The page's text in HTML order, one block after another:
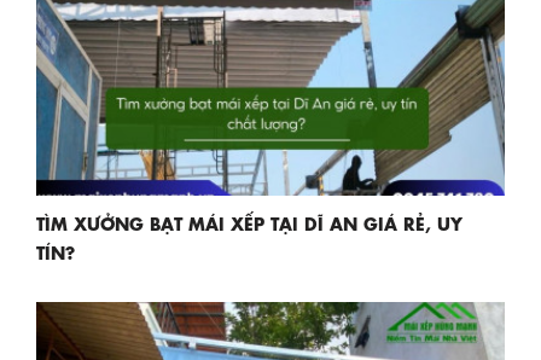
TÌM XƯỞNG BẠT MÁI XẾP TẠI DĨ AN GIÁ RẺ, UY
TÍN?